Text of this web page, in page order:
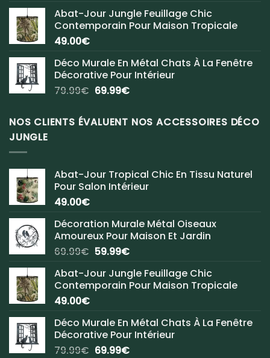
initial
était :
actuel
est :
Abat-Jour Jungle Feuillage Chic
Contemporain Pour Maison Tropicale
49.00€
Déco Murale En Métal Chats À La Fenêtre
Décorative Pour Intérieur
79.99€ Le
initial
était :
69.99€Le
actuel
est :
NOS CLIENTS ÉVALUENT NOS ACCESSOIRES DÉCO
JUNGLE
Abat-Jour Tropical Chic En Tissu Naturel
Pour Salon Intérieur
49.00€
Décoration Murale Métal Oiseaux
Amoureux Pour Maison Et Jardin
69.99€ Le
initial
était :
59.99€Le
actuel
est :
Abat-Jour Jungle Feuillage Chic
Contemporain Pour Maison Tropicale
49.00€
Déco Murale En Métal Chats À La Fenêtre
Décorative Pour Intérieur
79.99€ Le
69.99€Le